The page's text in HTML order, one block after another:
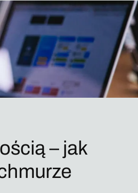
– jak